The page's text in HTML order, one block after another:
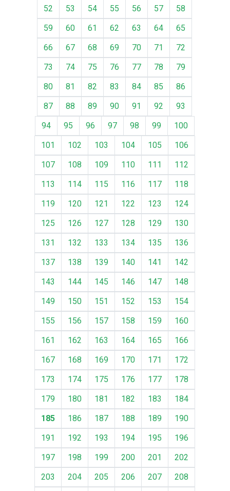
52
53 54 55 56 57
58
59
60 61 62 63 64
65
66
67 68 69 70 71
72
73
74 75 76 77 78
79
80
81 82 83 84 85
86
87
88 89 90 91 92
93
94
95 96 97 98 99
100
101
102 103 104 105
106
107
108 109 110 111
112
113
114 115 116 117
118
119
120 121 122 123
124
125
126 127 128 129
130
131
132 133 134 135
136
137
138 139 140 141
142
143
144 145 146 147
148
149
150 151 152 153
154
155
156 157 158 159
160
161
162 163 164 165
166
167
168 169 170 171
172
173
174 175 176 177
178
179
180 181 182 183
184
185
186 187 188 189
190
191
192 193 194 195
196
197
198 199 200 201
202
203
204 205 206 207
208